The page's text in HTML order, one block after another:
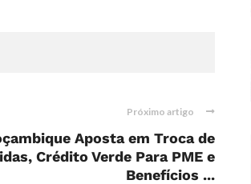
Próximo artigo
Aposta em Troca de
Crédito Verde Para PME e
Benefícios ...